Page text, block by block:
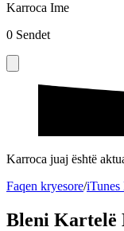
Karroca Ime
0 Sendet
Karroca juaj është
Faqen kryesore/iTunes
Bleni Kartelë